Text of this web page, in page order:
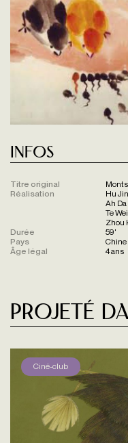
Infos
Titre original
Réalisation
Hu
Ah Da
Te Wei
Zhou
Durée
59'
Pays
Chine
Âge légal
4 ans
Projeté
Ciné-club